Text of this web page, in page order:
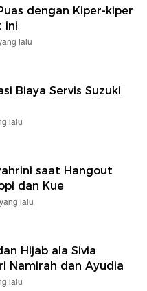
dengan Kiper-kiper
ini
lalu
Biaya Servis Suzuki
lalu
saat Hangout
dan Kue
lalu
Hijab ala Sivia
Namirah dan Ayudia
lalu